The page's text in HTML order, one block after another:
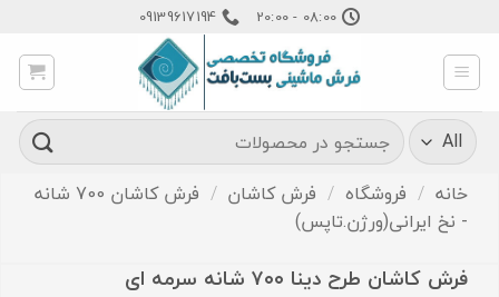
content
08:00 - 20:00
09139617194
جستجو
برای:
خانه / فروشگاه / فرش کاشان /
فرش کاشان 700 شانه
- نخ ایرانی(ورژن.تاپس)
فرش کاشان طرح دینا ۷۰۰ شانه سرمه ای